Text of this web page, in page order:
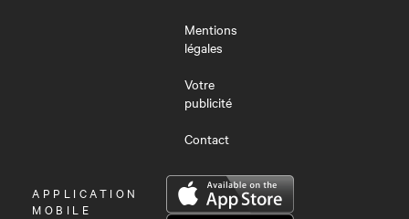
Mentions
légales
Votre
publicité
Contact
OUVRIR
LE
APPLICATION
MOBILE